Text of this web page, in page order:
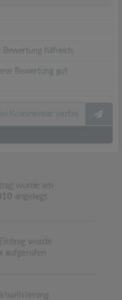
Bewertung hilfreich.
Bewertung gut
wurde am
angelegt
wurde
x aufgerufen